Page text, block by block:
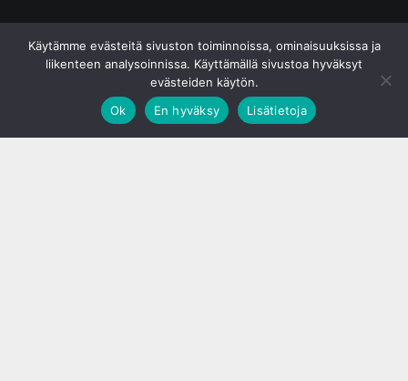
Käytämme evästeitä sivuston toiminnoissa, ominaisuuksissa ja
liikenteen analysoinnissa. Käyttämällä sivustoa hyväksyt
evästeiden käytön.
Ok
En hyväksy Lisätietoja